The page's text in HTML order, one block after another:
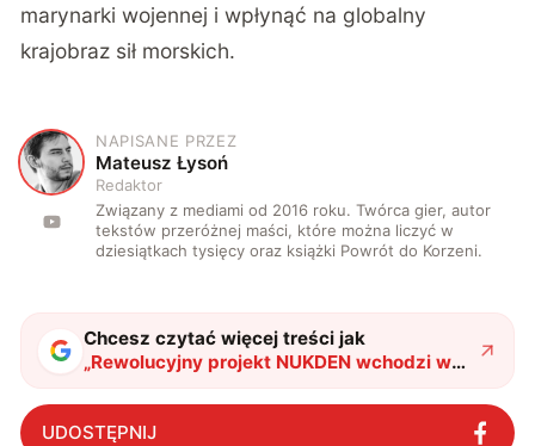
marynarki wojennej i wpłynąć na globalny
krajobraz sił morskich.
M
NAPISANE PRZEZ
Mateusz Łysoń
Redaktor
Związany z mediami od 2016 roku. Twórca gier, autor
tekstów przeróżnej maści, które można liczyć w
dziesiątkach tysięcy oraz książki Powrót do Korzeni.
Chcesz czytać więcej treści jak
„Rewolucyjny projekt NUKDEN wchodzi w
życie. Turcja buduje swój pierwszy
atomowy okręt podwodny"?
UDOSTĘPNIJ